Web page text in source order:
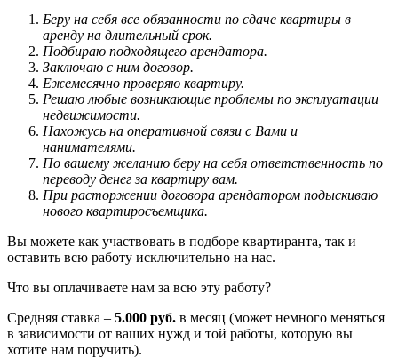
Беру на себя все обязанности по сдаче квартиры в
аренду на длительный срок.
Подбираю подходящего арендатора.
Заключаю с ним договор.
Ежемесячно проверяю квартиру.
Решаю любые возникающие проблемы по эксплуатации
недвижимости.
Нахожусь на оперативной связи с Вами и
нанимателями.
По вашему желанию беру на себя ответственность по
переводу денег за квартиру вам.
При расторжении договора арендатором подыскиваю
нового квартиросъемщика.
Вы можете как участвовать в подборе квартиранта, так и
оставить всю работу исключительно на нас.
Что вы оплачиваете нам за всю эту работу?
Средняя ставка – 5.000 руб. в месяц (может немного меняться
в зависимости от ваших нужд и той работы, которую вы
хотите нам поручить).